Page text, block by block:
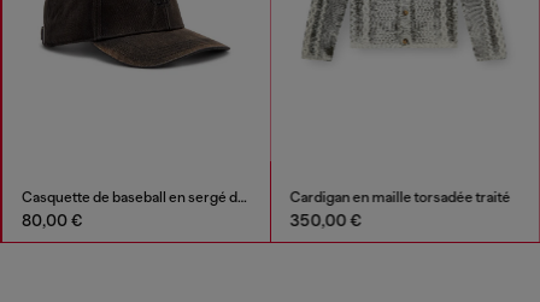
Casquette de baseball en sergé de coton délavé
80,00 €
Cardigan en maille torsadée traité
350,00 €